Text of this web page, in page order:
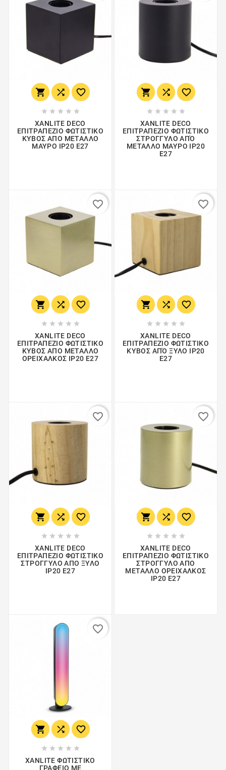
  
    
XANLITE DECΟ
ΕΠΙΤΡΑΠΕΖΙΟ ΦΩΤΙΣΤΙΚΟ
ΚΥΒΟΣ ΑΠΟ ΜΕΤΑΛΛΟ
ΜΑΥΡΟ IP20 E27
  
    
XANLITE DECO
ΕΠΙΤΡΑΠΕΖΙΟ ΦΩΤΙΣΤΙΚΟ
ΣΤΡΟΓΓΥΛΟ ΑΠΌ
ΜΕΤΑΛΛΟ ΜΑΥΡΟ IP20
E27
  
    
XANLITE DECO
ΕΠΙΤΡΑΠΕΖΙΟ ΦΩΤΙΣΤΙΚΟ
ΚΥΒΟΣ ΑΠΟ ΜΕΤΑΛΛΟ
ΟΡΕΙΧΑΛΚΟΣ IP20 E27
favorite_border
  
    
XANLITE DECO
ΕΠΙΤΡΑΠΕΖΙΟ ΦΩΤΙΣΤΙΚΟ
ΚΥΒΟΣ ΑΠΌ ΞΥΛΟ IP20
E27
favorite_border
  
    
XANLITE DECO
ΕΠΙΤΡΑΠΕΖΙΟ ΦΩΤΙΣΤΙΚΟ
ΣΤΡΟΓΓΥΛΟ ΑΠO ΞΥΛΟ
IP20 E27
favorite_border
  
    
XANLITE DECO
ΕΠΙΤΡΑΠΕΖΙΟ ΦΩΤΙΣΤΙΚΟ
ΣΤΡΟΓΓΥΛΟ ΑΠΟ
ΜΕΤΑΛΛΟ ΟΡΕΙΧΑΛΚΟΣ
IP20 E27
favorite_border
  
    
XANLITE ΦΩΤΙΣΤΙΚΟ
ΓΡΑΦΕΙΟ ΜΕ
favorite_border